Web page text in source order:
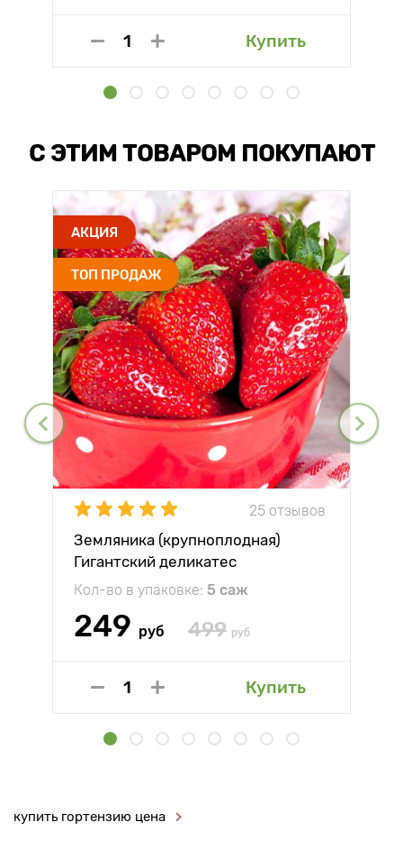
Купить
С ЭТИМ ТОВАРОМ ПОКУПАЮТ
АКЦИЯ
ТОП ПРОДАЖ
25 отзывов
Земляника (крупноплодная)
Гигантский деликатес
Кол-во в упаковке: 5 саж
249 руб 499 руб
Купить
купить гортензию цена